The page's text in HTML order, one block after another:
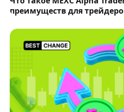
преимуществ для